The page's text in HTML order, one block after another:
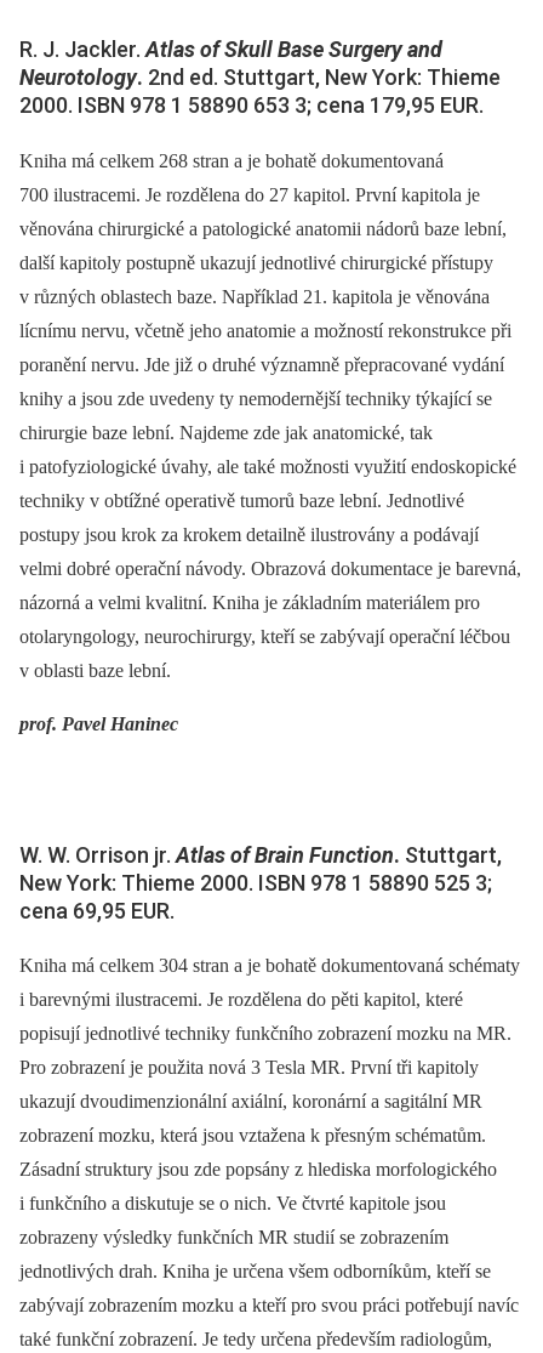
R. J. Jackler.Atlas of Skull Base Surgery and
Neurotology. 2nd ed. Stuttgart, New York: Thieme
2000. ISBN 978 1 58890 653 3; cena 179,95 EUR.
Kniha má celkem 268 stran a je bohatě dokumentovaná
700 ilustracemi. Je rozdělena do 27 kapitol. První kapitola je
věnována chirurgické a patologické anatomii nádorů baze lební,
další kapitoly postupně ukazují jednotlivé chirurgické přístupy
v různých oblastech baze. Například 21. kapitola je věnována
lícnímu nervu, včetně jeho anatomie a možností rekonstrukce při
poranění nervu. Jde již o druhé významně přepracované vydání
knihy a jsou zde uvedeny ty nemodernější techniky týkající se
chirurgie baze lební. Najdeme zde jak anatomické, tak
i patofyziologické úvahy, ale také možnosti využití endoskopické
techniky v obtížné operativě tumorů baze lební. Jednotlivé
postupy jsou krok za krokem detailně ilustrovány a podávají
velmi dobré operační návody. Obrazová dokumentace je barevná,
názorná a velmi kvalitní. Kniha je základním materiálem pro
otolaryngology, neurochirurgy, kteří se zabývají operační léčbou
v oblasti baze lební.
prof. Pavel Haninec
W. W. Orrison jr.Atlas of Brain Function. Stuttgart,
New York: Thieme 2000. ISBN 978 1 58890 525 3;
cena 69,95 EUR.
Kniha má celkem 304 stran a je bohatě dokumentovaná schématy
i barevnými ilustracemi. Je rozdělena do pěti kapitol, které
popisují jednotlivé techniky funkčního zobrazení mozku na MR.
Pro zobrazení je použita nová 3 Tesla MR. První tři kapitoly
ukazují dvoudimenzionální axiální, koronární a sagitální MR
zobrazení mozku, která jsou vztažena k přesným schématům.
Zásadní struktury jsou zde popsány z hlediska morfologického
i funkčního a diskutuje se o nich. Ve čtvrté kapitole jsou
zobrazeny výsledky funkčních MR studií se zobrazením
jednotlivých drah. Kniha je určena všem odborníkům, kteří se
zabývají zobrazením mozku a kteří pro svou práci potřebují navíc
také funkční zobrazení. Je tedy určena především radiologům,